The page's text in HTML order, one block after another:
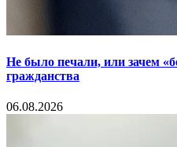
Не было печали, или зачем
гражданства
06.08.2026